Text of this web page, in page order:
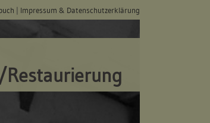
| Impressum & Datenschutzerklärung